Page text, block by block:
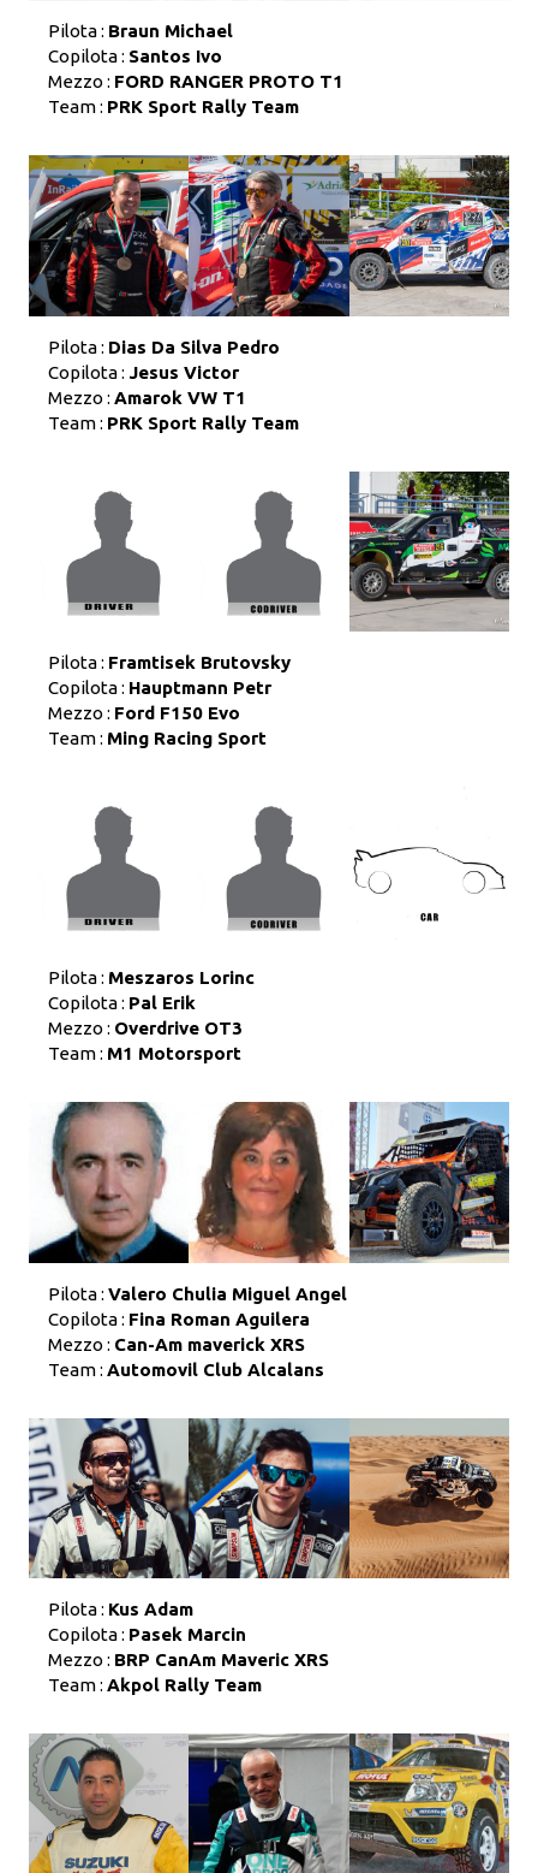
Pilota : Braun Michael
Copilota : Santos Ivo
Mezzo : FORD RANGER PROTO T1
Team : PRK Sport Rally Team
Pilota : Dias Da Silva Pedro
Copilota : Jesus Victor
Mezzo : Amarok VW T1
Team : PRK Sport Rally Team
Pilota : Framtisek Brutovsky
Copilota : Hauptmann Petr
Mezzo : Ford F150 Evo
Team : Ming Racing Sport
Pilota : Meszaros Lorinc
Copilota : Pal Erik
Mezzo : Overdrive OT3
Team : M1 Motorsport
Pilota : Valero Chulia Miguel Angel
Copilota : Fina Roman Aguilera
Mezzo : Can-Am maverick XRS
Team : Automovil Club Alcalans
Pilota : Kus Adam
Copilota : Pasek Marcin
Mezzo : BRP CanAm Maveric XRS
Team : Akpol Rally Team